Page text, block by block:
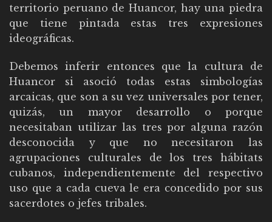
territorio peruano de Huancor, hay una piedra
que tiene pintada estas tres expresiones
ideográficas.
Debemos inferir entonces que la cultura de
Huancor si asoció todas estas simbologías
arcaicas, que son a su vez universales por tener,
quizás, un mayor desarrollo o porque
necesitaban utilizar las tres por alguna razón
desconocida y que no necesitaron las
agrupaciones culturales de los tres hábitats
cubanos, independientemente del respectivo
uso que a cada cueva le era concedido por sus
sacerdotes o jefes tribales.